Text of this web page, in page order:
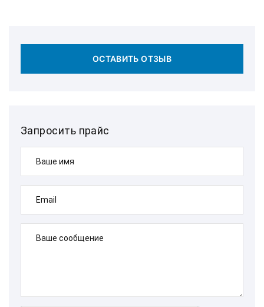
ОСТАВИТЬ ОТЗЫВ
Запросить прайс
Ваше имя
Email
Ваше сообщение